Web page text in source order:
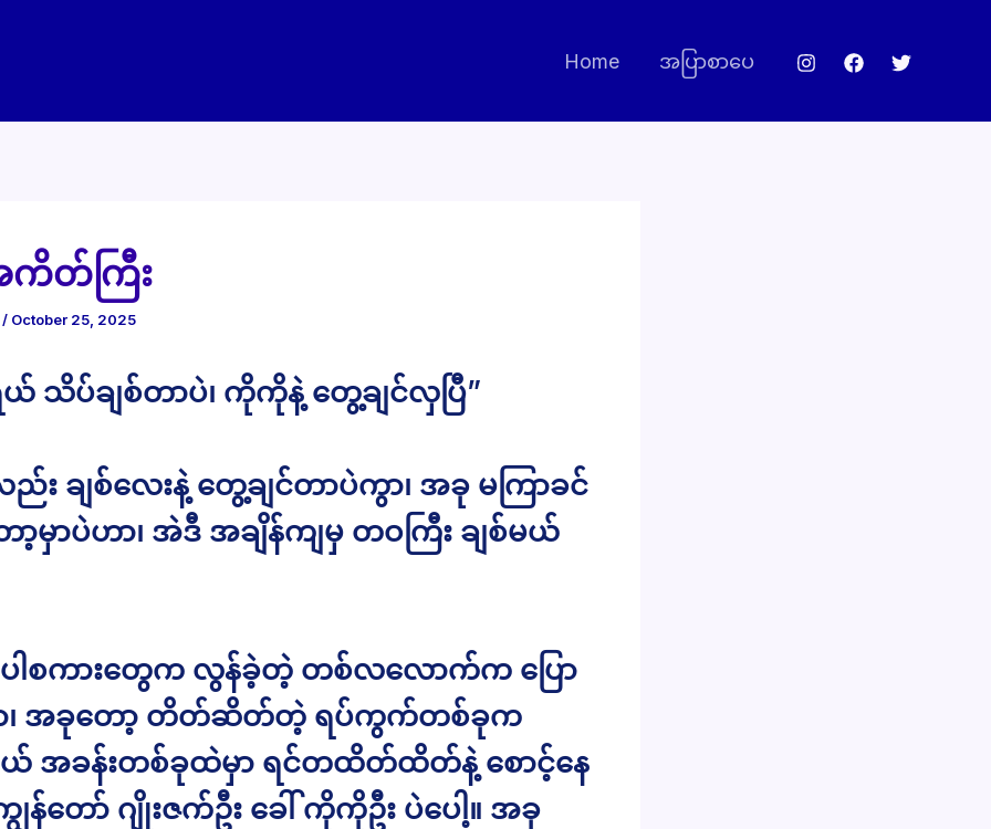
Home အပြာစာပေ
တ်ကြီး
/ October 25, 2025
သိပ်ချစ်တာပဲ၊ ကိုကိုနဲ့ တွေ့ချင်လှပြီ”
ချစ်လေးနဲ့ တွေ့ချင်တာပဲကွာ၊ အခု မကြာခင်
မှာပဲဟာ၊ အဲဒီ အချိန်ကျမှ တဝကြီး ချစ်မယ်
စကားတွေက လွန်ခဲ့တဲ့ တစ်လလောက်က ပြော
၊ အခုတော့ တိတ်ဆိတ်တဲ့ ရပ်ကွက်တစ်ခုက
အခန်းတစ်ခုထဲမှာ ရင်တထိတ်ထိတ်နဲ့ စောင့်နေ
န်တော် ဂျိုးဇက်ဦး ခေါ် ကိုကိုဦး ပဲပေါ့။ အခု